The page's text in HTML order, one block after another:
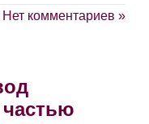
Нет комментариев »
частью